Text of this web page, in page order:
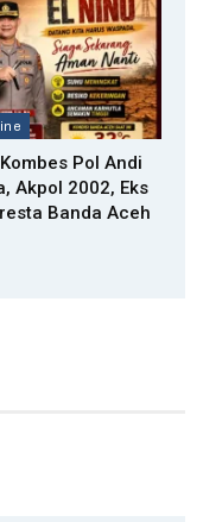
Pol Andi
Akpol 2002, Eks
Banda Aceh